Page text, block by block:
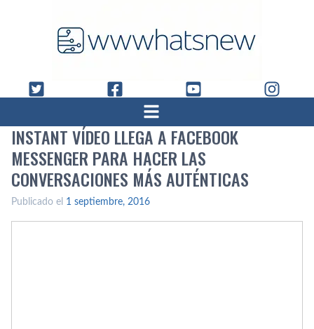
INSTANT VÍ­DEO LLEGA A FACEBOOK
MESSENGER PARA HACER LAS
CONVERSACIONES MÁS AUTÉNTICAS
Publicado el 1 septiembre, 2016